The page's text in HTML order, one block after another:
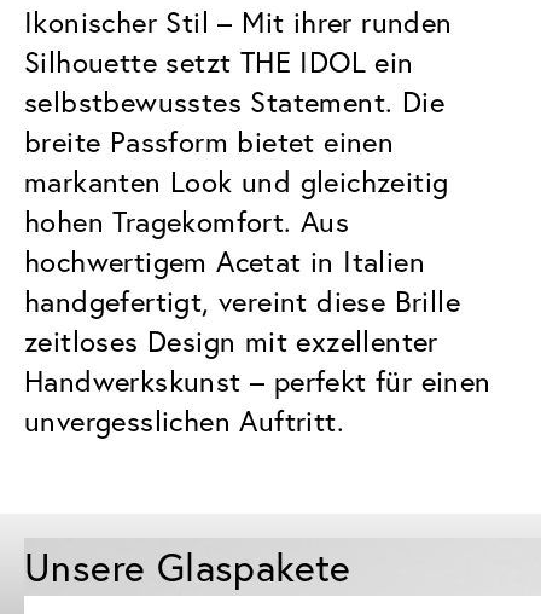
Ikonischer Stil – Mit ihrer runden
Silhouette setzt THE IDOL ein
selbstbewusstes Statement. Die
breite Passform bietet einen
markanten Look und gleichzeitig
hohen Tragekomfort. Aus
hochwertigem Acetat in Italien
handgefertigt, vereint diese Brille
zeitloses Design mit exzellenter
Handwerkskunst – perfekt für einen
unvergesslichen Auftritt.
Unsere Glaspakete